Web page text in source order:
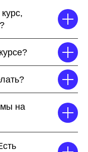
на
на